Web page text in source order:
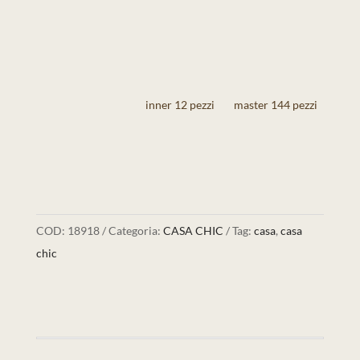
inner 12 pezzi master 144 pezzi
COD: 18918 Categoria: CASA CHIC Tag: casa, casa
chic